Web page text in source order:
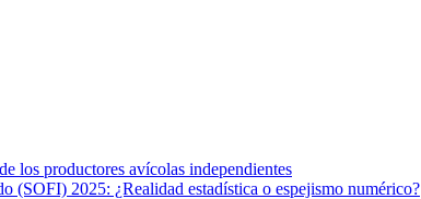
los productores avícolas independientes
2025: ¿Realidad estadística o espejismo numérico?